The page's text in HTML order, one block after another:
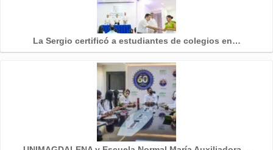
La Sergio certificó a estudiantes de colegios en…